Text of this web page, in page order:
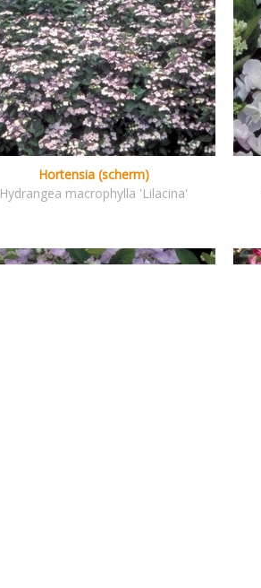
Hortensia (scherm)
Hydrangea macrophylla 'Lilacina'